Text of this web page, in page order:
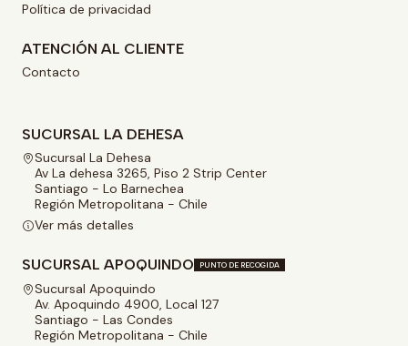
Política de privacidad
ATENCIÓN AL CLIENTE
Contacto
SUCURSAL LA DEHESA
Sucursal La Dehesa
Av La dehesa 3265, Piso 2 Strip Center
Santiago - Lo Barnechea
Región Metropolitana - Chile
Ver más detalles
SUCURSAL APOQUINDO PUNTO DE RECOGIDA
Sucursal Apoquindo
Av. Apoquindo 4900, Local 127
Santiago - Las Condes
Región Metropolitana - Chile